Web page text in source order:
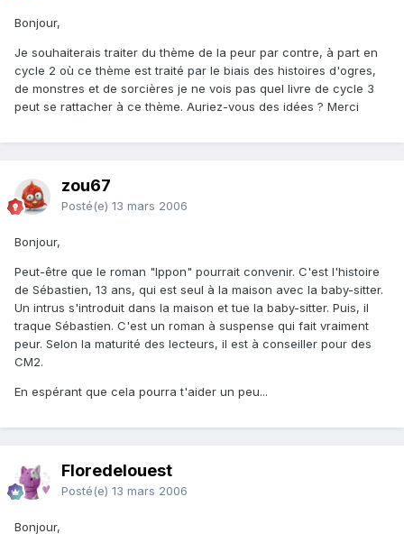
Bonjour,
Je souhaiterais traiter du thème de la peur par contre, à part en
cycle 2 où ce thème est traité par le biais des histoires d'ogres,
de monstres et de sorcières je ne vois pas quel livre de cycle 3
peut se rattacher à ce thème. Auriez-vous des idées ? Merci
zou67
Posté(e) 13 mars 2006
Bonjour,
Peut-être que le roman "Ippon" pourrait convenir. C'est l'histoire
de Sébastien, 13 ans, qui est seul à la maison avec la baby-sitter.
Un intrus s'introduit dans la maison et tue la baby-sitter. Puis, il
traque Sébastien. C'est un roman à suspense qui fait vraiment
peur. Selon la maturité des lecteurs, il est à conseiller pour des
CM2.
En espérant que cela pourra t'aider un peu...
Floredelouest
Posté(e) 13 mars 2006
Bonjour,